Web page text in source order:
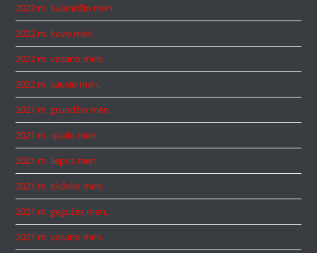
2022 m. balandžio mėn.
2022 m. kovo mėn.
2022 m. vasario mėn.
2022 m. sausio mėn.
2021 m. gruodžio mėn.
2021 m. spalio mėn.
2021 m. liepos mėn.
2021 m. birželio mėn.
2021 m. gegužės mėn.
2021 m. vasario mėn.